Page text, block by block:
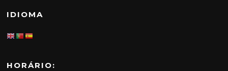
IDIOMA
HORÁRIO: